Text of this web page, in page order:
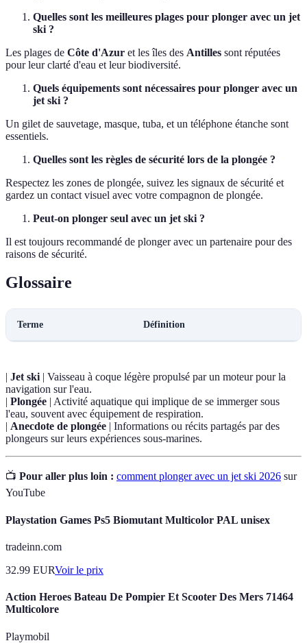
Quelles sont les meilleures plages pour plonger avec un jet
ski ?
Les plages de Côte d'Azur et les îles des Antilles sont réputées
pour leur clarté d'eau et leur biodiversité.
Quels équipements sont nécessaires pour plonger avec un
jet ski ?
Un gilet de sauvetage, masque, tuba, et un téléphone étanche sont
essentiels.
Quelles sont les règles de sécurité lors de la plongée ?
Respectez les zones de plongée, suivez les signaux de sécurité et
gardez un contact visuel avec votre compagnon de plongée.
Peut-on plonger seul avec un jet ski ?
Il est toujours recommandé de plonger avec un partenaire pour des
raisons de sécurité.
Glossaire
Terme Définition
| Jet ski| Vaisseau à coque légère propulsé par un moteur pour la
navigation sur l'eau.
| Plongée | Activité aquatique qui implique de se immerger sous
l'eau, souvent avec équipement de respiration.
| Anecdote de plongée | Informations ou récits partagés par des
plongeurs sur leurs expériences sous-marines.
📺 Pour aller plus loin : comment plonger avec un jet ski 2026 sur
YouTube
Playstation Games Ps5 Biomutant Multicolor PAL unisex
tradeinn.com
32.99 EURVoir le prix
Action Heroes Bateau De Pompier Et Scooter Des Mers 71464
Multicolore
Playmobil